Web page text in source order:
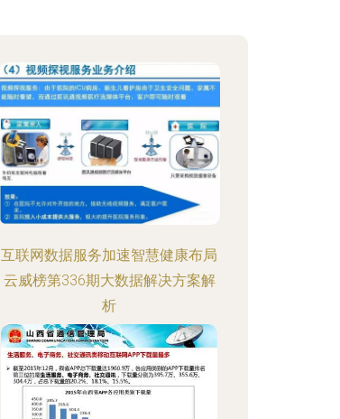
互联网数据服务加速智慧健康布局
云威榜第336期大数据解决方案解
析